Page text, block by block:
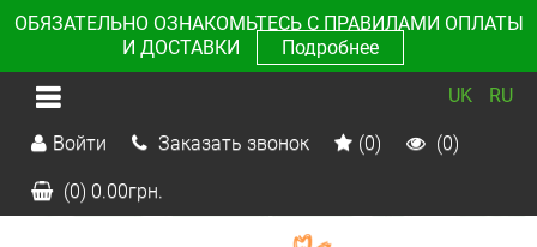
ОБЯЗАТЕЛЬНО ОЗНАКОМЬТЕСЬ С ПРАВИЛАМИ ОПЛАТЫ
И ДОСТАВКИ
Подробнее
UK RU
Войти Заказать звонок (0) (0)
(0) 0.00грн.